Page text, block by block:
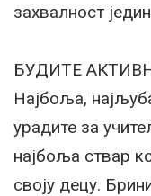
захвалност
БУДИТЕ
Најбоља,
урадите за
најбоља ствар
своју децу.